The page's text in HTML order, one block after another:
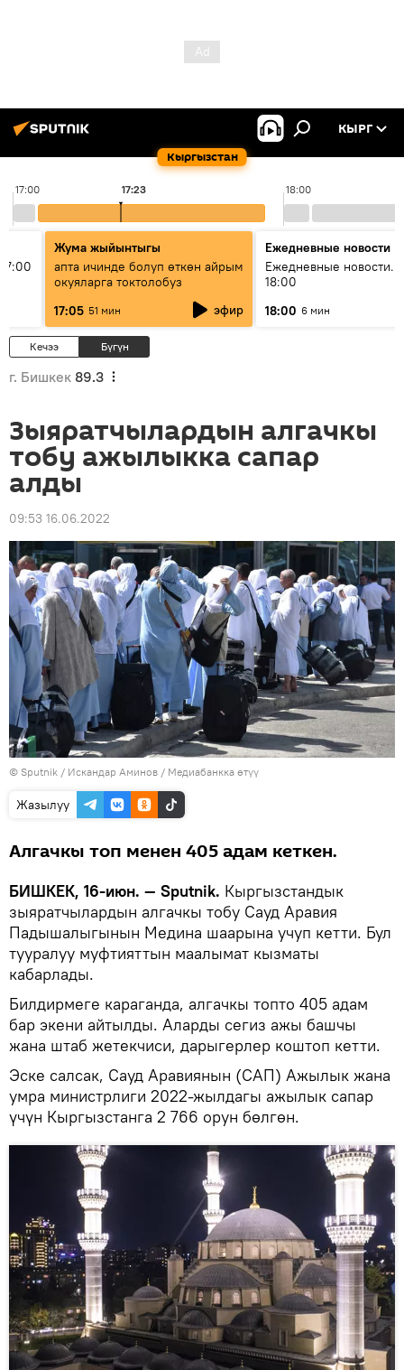
Кыргызстан
КЫРГ
17:00 18:00
17:23
Жума жыйынтыгы
апта ичинде болуп өткөн айрым
окуяларга токтолобуз
17:05 51 мин эфир
Ежедневные новости
Ежедневные новости.
18:00
18:00 6 мин
Кечээ Бүгүн
г. Бишкек 89.3
Зыяратчылардын алгачкы
тобу ажылыкка сапар
алды
09:53 16.06.2022
© Sputnik / Искандар Аминов / Медиабанкка өтүү
Жазылуу
Алгачкы топ менен 405 адам кеткен.
БИШКЕК, 16-июн. — Sputnik. Кыргызстандык
зыяратчылардын алгачкы тобу Сауд Аравия
Падышалыгынын Медина шаарына учуп кетти. Бул
тууралуу муфтияттын маалымат кызматы
кабарлады.
Билдирмеге караганда, алгачкы топто 405 адам
бар экени айтылды. Аларды сегиз ажы башчы
жана штаб жетекчиси, дарыгерлер коштоп кетти.
Эске салсак, Сауд Аравиянын (САП) Ажылык жана
умра министрлиги 2022-жылдагы ажылык сапар
үчүн Кыргызстанга 2 766 орун бөлгөн.